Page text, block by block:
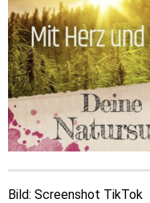
Bild: Screenshot TikTok